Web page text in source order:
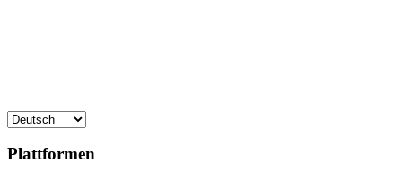
Plattformen